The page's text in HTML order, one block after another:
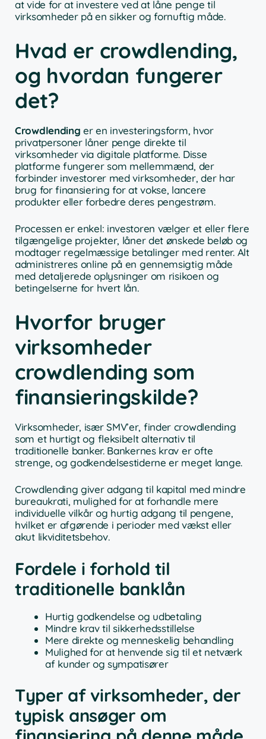
at vide for at investere ved at låne penge til
virksomheder på en sikker og fornuftig måde.
Hvad er crowdlending,
og hvordan fungerer
det?
Crowdlendinger en investeringsform, hvor
privatpersoner låner penge direkte til
virksomheder via digitale platforme. Disse
platforme fungerer som mellemmænd, der
forbinder investorer med virksomheder, der har
brug for finansiering for at vokse, lancere
produkter eller forbedre deres pengestrøm.
Processen er enkel: investoren vælger et eller flere
tilgængelige projekter, låner det ønskede beløb og
modtager regelmæssige betalinger med renter. Alt
administreres online på en gennemsigtig måde
med detaljerede oplysninger om risikoen og
betingelserne for hvert lån.
Hvorfor bruger
virksomheder
crowdlending som
finansieringskilde?
Virksomheder, især SMV’er, finder crowdlending
som et hurtigt og fleksibelt alternativ til
traditionelle banker. Bankernes krav er ofte
strenge, og godkendelsestiderne er meget lange.
Crowdlending giver adgang til kapital med mindre
bureaukrati, mulighed for at forhandle mere
individuelle vilkår og hurtig adgang til pengene,
hvilket er afgørende i perioder med vækst eller
akut likviditetsbehov.
Fordele i forhold til
traditionelle banklån
Hurtig godkendelse og udbetaling
Mindre krav til sikkerhedsstillelse
Mere direkte og menneskelig behandling
Mulighed for at henvende sig til et netværk
af kunder og sympatisører
Typer af virksomheder, der
typisk ansøger om